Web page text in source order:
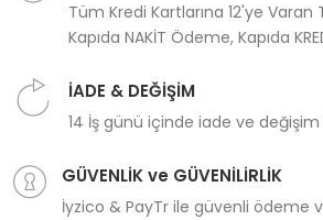
Tüm Kredi Kartlarına 12'ye Varan
Kapıda NAKİT Ödeme, Kapıda
İADE & DEĞİŞİM
14 İş günü içinde iade ve değişim
GÜVENLİK ve GÜVENİLİRLİK
İyzico & PayTr ile güvenli ödeme